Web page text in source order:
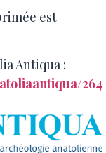
est
Antiqua :
264